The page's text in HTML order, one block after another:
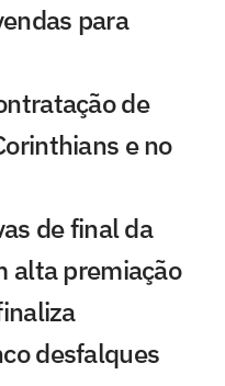
para
de
e no
de final da
alta premiação
desfalques